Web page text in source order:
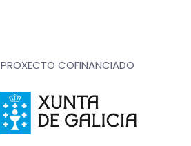
PROXECTO COFINANCIADO